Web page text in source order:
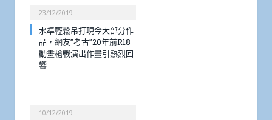
23/12/2019
水準輕鬆吊打現今大部分作
品，網友”考古”20年前R18
動畫槍戰演出作畫引熱烈回
響
10/12/2019